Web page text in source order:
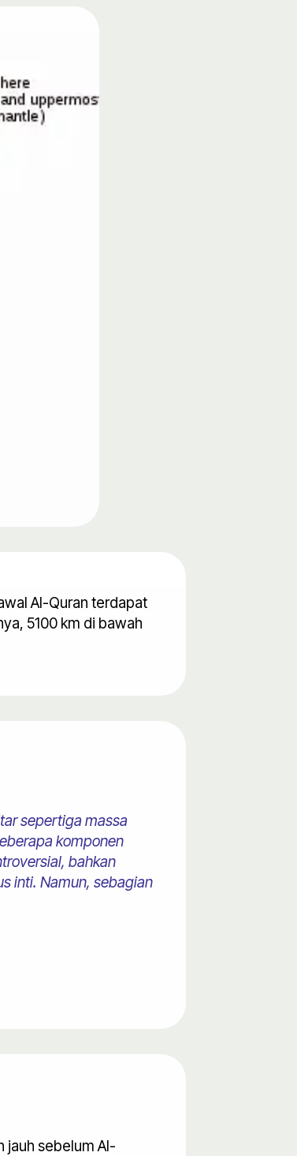
Al-Quran terdapat
5100 km di bawah
sepertiga massa
komponen
bahkan
inti. Namun, sebagian
jauh sebelum Al-